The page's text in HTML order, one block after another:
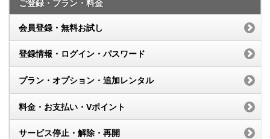
ご登録・プラン・料金
会員登録・無料お試し
登録情報・ログイン・パスワード
プラン・オプション・追加レンタル
料金・お支払い・Vポイント
サービス停止・解除・再開